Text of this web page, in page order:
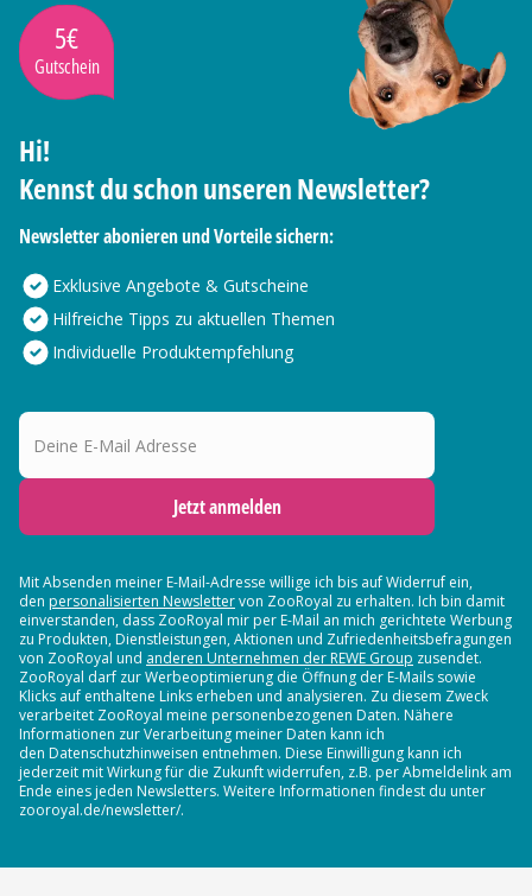
5€
Gutschein
Hi!
Kennst du schon unseren Newsletter?
Newsletter abonieren und Vorteile sichern:
Exklusive Angebote & Gutscheine
Hilfreiche Tipps zu aktuellen Themen
Individuelle Produktempfehlung
Deine E-Mail Adresse
Jetzt anmelden
Mit Absenden meiner E-Mail-Adresse willige ich bis auf Widerruf ein,
den personalisierten Newslettervon ZooRoyal zu erhalten. Ich bin damit
einverstanden, dass ZooRoyal mir per E-Mail an mich gerichtete Werbung
zu Produkten, Dienstleistungen, Aktionen und Zufriedenheitsbefragungen
von ZooRoyal und anderen Unternehmen der REWE Group zusendet.
ZooRoyal darf zur Werbeoptimierung die Öffnung der E-Mails sowie
Klicks auf enthaltene Links erheben und analysieren. Zu diesem Zweck
verarbeitet ZooRoyal meine personenbezogenen Daten. Nähere
Informationen zur Verarbeitung meiner Daten kann ich
den Datenschutzhinweisen entnehmen. Diese Einwilligung kann ich
jederzeit mit Wirkung für die Zukunft widerrufen, z.B. per Abmeldelink am
Ende eines jeden Newsletters. Weitere Informationen findest du unter
zooroyal.de/newsletter/.